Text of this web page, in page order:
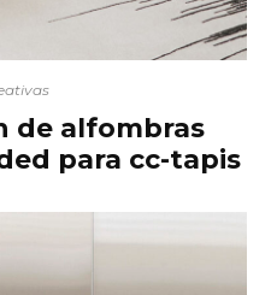
de alfombras
para cc-tapis